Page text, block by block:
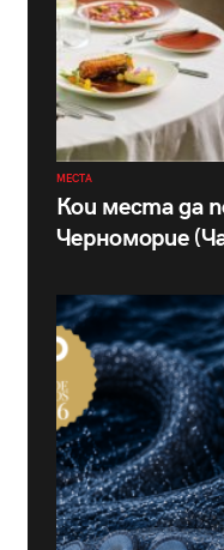
МЕСТА
Кои места да
Черноморие